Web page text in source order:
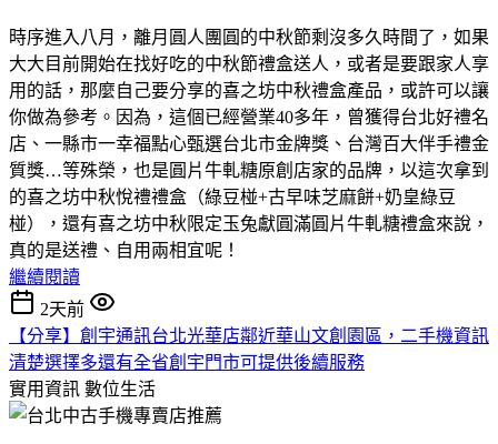
時序進入八月，離月圓人團圓的中秋節剩沒多久時間了，如果
大大目前開始在找好吃的中秋節禮盒送人，或者是要跟家人享
用的話，那麼自己要分享的喜之坊中秋禮盒產品，或許可以讓
你做為參考。因為，這個已經營業40多年，曾獲得台北好禮名
店、一縣市一幸福點心甄選台北市金牌獎、台灣百大伴手禮金
質獎…等殊榮，也是圓片牛軋糖原創店家的品牌，以這次拿到
的喜之坊中秋悅禮禮盒（綠豆椪+古早味芝麻餅+奶皇綠豆
椪），還有喜之坊中秋限定玉兔獻圓滿圓片牛軋糖禮盒來說，
真的是送禮、自用兩相宜呢！
繼續閱讀
2天前
【分享】創宇通訊台北光華店鄰近華山文創園區，二手機資訊
清楚選擇多還有全省創宇門市可提供後續服務
實用資訊 數位生活